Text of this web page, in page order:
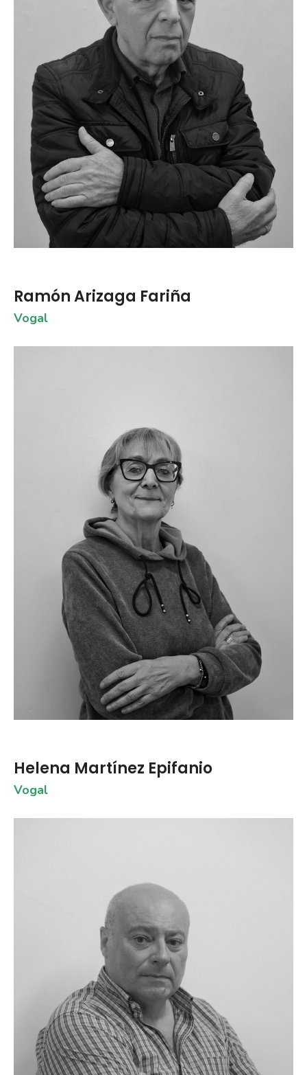
Ramón Arizaga Fariña
Vogal
Helena Martínez Epifanio
Vogal